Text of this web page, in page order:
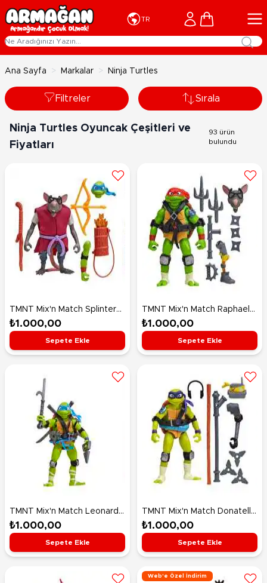
İçeriğe geç
TR Cart
Ana Sayfa > Markalar > Ninja Turtles
Filtreler Sırala
Ninja Turtles Oyuncak Çeşitleri ve
Fiyatları
93 ürün
bulundu
TMNT Mix'n Match Splinter
Figürü 11 Cm
₺1.000,00
Sepete Ekle
TMNT Mix'n Match Raphael
Figürü 11 Cm
₺1.000,00
Sepete Ekle
TMNT Mix'n Match Leonardo
Figürü 11 Cm
₺1.000,00
Sepete Ekle
TMNT Mix'n Match Donatello
Figürü 11 Cm
₺1.000,00
Sepete Ekle
Web'e Özel İndirim